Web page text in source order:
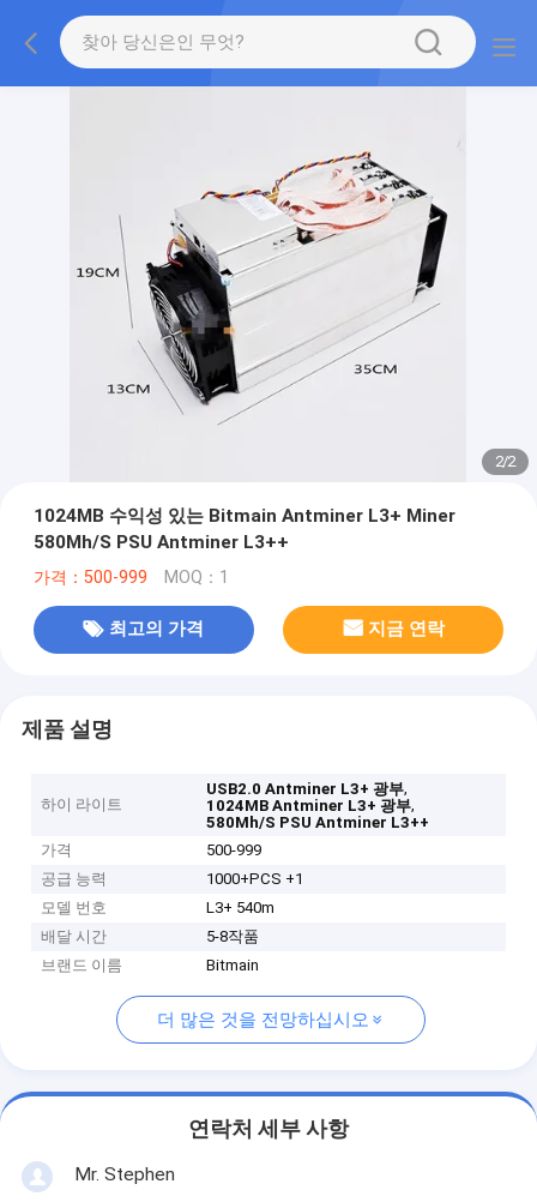
2/2
1024MB 수익성 있는 Bitmain Antminer L3+ Miner
580Mh/S PSU Antminer L3++
가격：500-999 MOQ：1
최고의 가격 지금 연락
제품 설명
하이 라이트
USB2.0 Antminer L3+ 광부,
1024MB Antminer L3+ 광부,
580Mh/S PSU Antminer L3++
가격
500-999
공급 능력
1000+PCS +1
모델 번호
L3+ 540m
배달 시간
5-8작품
브랜드 이름
Bitmain
더 많은 것을 전망하십시오
연락처 세부 사항
Mr. Stephen